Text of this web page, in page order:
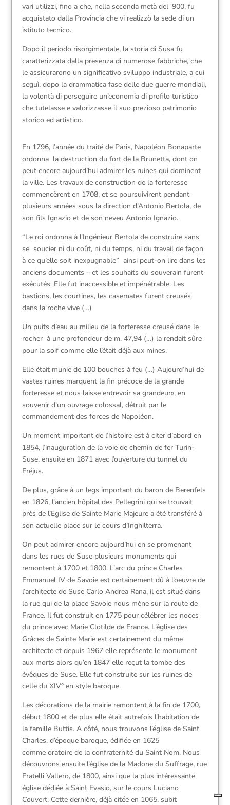
vari utilizzi, fino a che, nella seconda metà del ‘900, fu
acquistato dalla Provincia che vi realizzò la sede di un
istituto tecnico.
Dopo il periodo risorgimentale, la storia di Susa fu
caratterizzata dalla presenza di numerose fabbriche, che
le assicurarono un significativo sviluppo industriale, a cui
seguì, dopo la drammatica fase delle due guerre mondiali,
la volontà di perseguire un’economia di profilo turistico
che tutelasse e valorizzasse il suo prezioso patrimonio
storico ed artistico.
En 1796, l’année du traité de Paris, Napoléon Bonaparte
ordonna la destruction du fort de la Brunetta, dont on
peut encore aujourd’hui admirer les ruines qui dominent
la ville. Les travaux de construction de la forteresse
commencèrent en 1708, et se poursuivirent pendant
plusieurs années sous la direction d’Antonio Bertola, de
son fils Ignazio et de son neveu Antonio Ignazio.
“Le roi ordonna à l’Ingénieur Bertola de construire sans
se soucier ni du coût, ni du temps, ni du travail de façon
à ce qu’elle soit inexpugnable” ainsi peut-on lire dans les
anciens documents – et les souhaits du souverain furent
exécutés. Elle fut inaccessible et impénétrable. Les
bastions, les courtines, les casemates furent creusés
dans la roche vive (…)
Un puits d’eau au milieu de la forteresse creusé dans le
rocher à une profondeur de m. 47,94 (…) la rendait sûre
pour la soif comme elle l’était déjà aux mines.
Elle était munie de 100 bouches à feu (…) Aujourd’hui de
vastes ruines marquent la fin précoce de la grande
forteresse et nous laisse entrevoir sa grandeur», en
souvenir d’un ouvrage colossal, détruit par le
commandement des forces de Napoléon.
Un moment important de l’histoire est à citer d’abord en
1854, l’inauguration de la voie de chemin de fer Turin-
Suse, ensuite en 1871 avec l’ouverture du tunnel du
Fréjus.
De plus, grâce à un legs important du baron de Berenfels
en 1826, l’ancien hôpital des Pellegrini qui se trouvait
près de l’Eglise de Sainte Marie Majeure a été transféré à
son actuelle place sur le cours d’Inghilterra.
On peut admirer encore aujourd’hui en se promenant
dans les rues de Suse plusieurs monuments qui
remontent à 1700 et 1800. L’arc du prince Charles
Emmanuel IV de Savoie est certainement dû à l’oeuvre de
l’architecte de Suse Carlo Andrea Rana, il est situé dans
la rue qui de la place Savoie nous mène sur la route de
France. Il fut construit en 1775 pour célébrer les noces
du prince avec Marie Clotilde de France. L’église des
Grâces de Sainte Marie est certainement du même
architecte et depuis 1967 elle représente le monument
aux mortsalors qu’en 1847 elle reçut la tombedes
évêques de Suse. Elle fut construite sur les ruines de
celle du XIV° en style baroque.
Les décorations de la mairie remontentà la fin de 1700,
début 1800 et de pluselle était autrefois l’habitation de
lafamille Buttis. A côté, nous trouvons l’église de Saint
Charles, d’époque baroque, édifiée en 1625
commeoratoire de la confraternité du Saint Nom. Nous
découvrons ensuite l’église de la Madone du Suffrage, rue
FratelliVallero, de 1800, ainsi que la plus intéressante
église dédiée à Saint Evasio, sur le cours Luciano
Couvert. Cette dernière, déjà citée en 1065, subit